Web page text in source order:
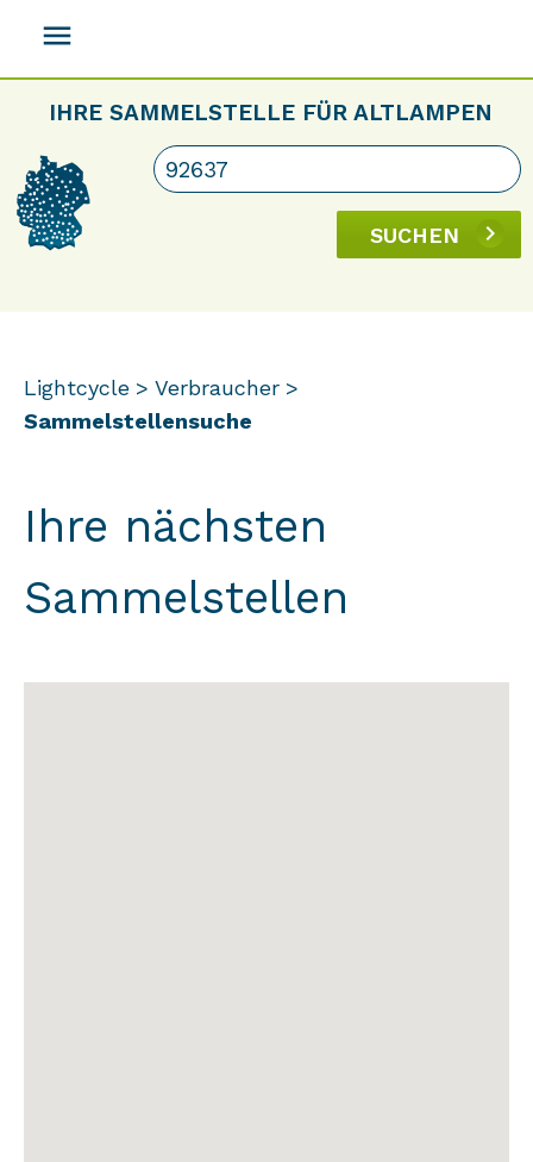
menu
IHRE SAMMELSTELLE FÜR ALTLAMPEN
SUCHEN
Lightcycle
Verbraucher
Sammelstellensuche
Ihre nächsten
Sammelstellen